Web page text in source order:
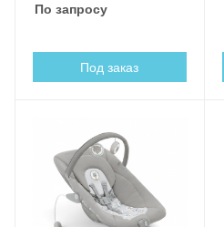
По запросу
Под заказ